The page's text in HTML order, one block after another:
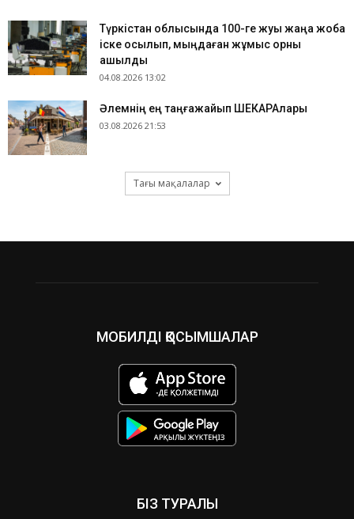
Түркістан облысында 100-ге жуық жаңа жоба
іске қосылып, мыңдаған жұмыс орны
ашылды
04.08.2026 13:02
​Әлемнің ең таңғажайып ШЕКАРАлары
03.08.2026 21:53
Тағы мақалалар
МОБИЛДІ ҚОСЫМШАЛАР
БІЗ ТУРАЛЫ